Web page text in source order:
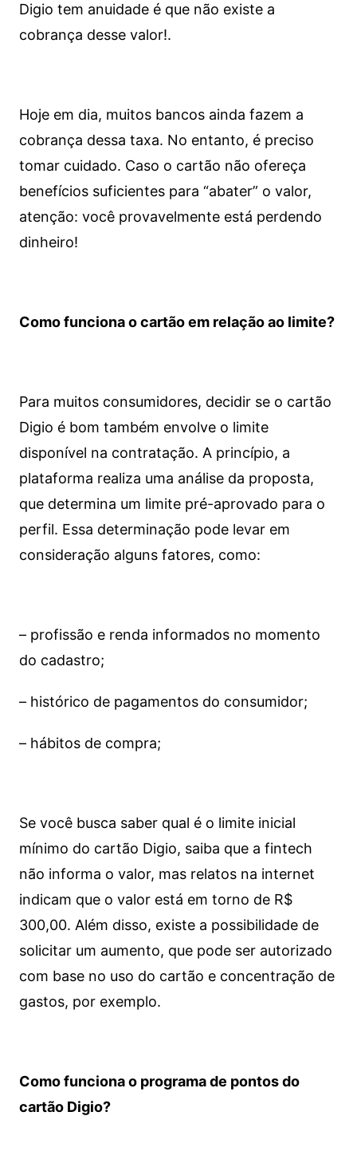
Digio tem anuidade é que não existe a
cobrança desse valor!.
Hoje em dia, muitos bancos ainda fazem a
cobrança dessa taxa. No entanto, é preciso
tomar cuidado. Caso o cartão não ofereça
benefícios suficientes para “abater” o valor,
atenção: você provavelmente está perdendo
dinheiro!
Como funciona o cartão em relação ao limite?
Para muitos consumidores, decidir se o cartão
Digio é bom também envolve o limite
disponível na contratação. A princípio, a
plataforma realiza uma análise da proposta,
que determina um limite pré-aprovado para o
perfil. Essa determinação pode levar em
consideração alguns fatores, como:
– profissão e renda informados no momento
do cadastro;
– histórico de pagamentos do consumidor;
– hábitos de compra;
Se você busca saber qual é o limite inicial
mínimo do cartão Digio, saiba que a fintech
não informa o valor, mas relatos na internet
indicam que o valor está em torno de R$
300,00. Além disso, existe a possibilidade de
solicitar um aumento, que pode ser autorizado
com base no uso do cartão e concentração de
gastos, por exemplo.
Como funciona o programa de pontos do
cartão Digio?